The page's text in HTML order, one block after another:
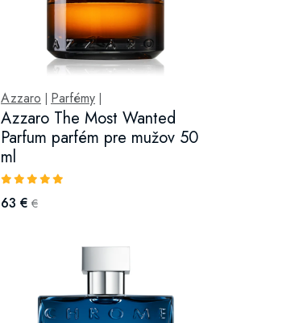
Azzaro Parfémy|
Azzaro The Most Wanted
Parfum parfém pre mužov 50
ml
63 € €